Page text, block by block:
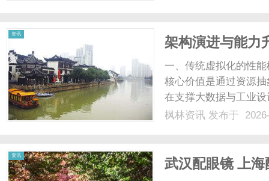
资讯
架构演进与能力
新，赋能大数据
一、传统虚拟化的性
核心价值是通过资源
在支撑大数据与工业设
系，形成多重运行瓶
枫林资讯 发布于
资讯
武汉配眼镜 上海